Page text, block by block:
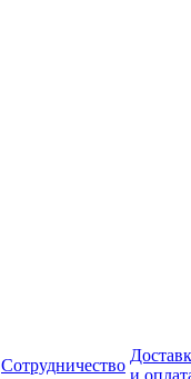
Сотрудничество
и